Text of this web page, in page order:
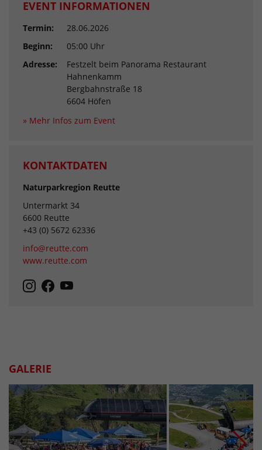
EVENT INFORMATIONEN
Termin:
28.06.2026
Beginn:
05:00 Uhr
Adresse:
Festzelt beim Panorama Restaurant
Hahnenkamm
Bergbahnstraße 18
6604 Höfen
» Mehr Infos zum Event
KONTAKTDATEN
Naturparkregion Reutte
Untermarkt 34
6600 Reutte
+43 (0) 5672 62336
info@reutte.com
www.reutte.com
GALERIE